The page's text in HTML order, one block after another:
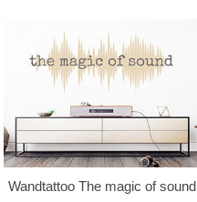
Wandtattoo The magic of sound